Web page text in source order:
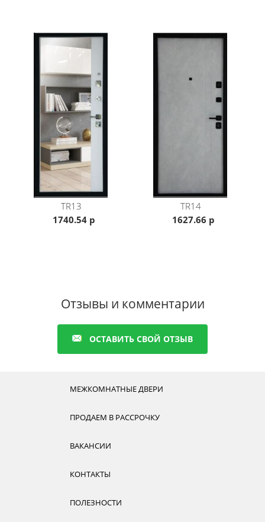
TR13
1740.54 р
TR14
1627.66 р
Отзывы и комментарии
ОСТАВИТЬ СВОЙ ОТЗЫВ
МЕЖКОМНАТНЫЕ ДВЕРИ
ПРОДАЕМ В РАССРОЧКУ
ВАКАНСИИ
КОНТАКТЫ
ПОЛЕЗНОСТИ